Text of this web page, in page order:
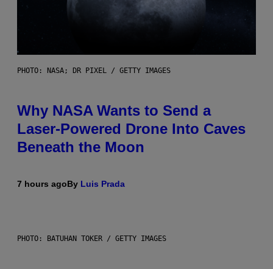
PHOTO: NASA; DR PIXEL / GETTY IMAGES
Why NASA Wants to Send a
Laser-Powered Drone Into Caves
Beneath the Moon
7 hours agoBy Luis Prada
PHOTO: BATUHAN TOKER / GETTY IMAGES